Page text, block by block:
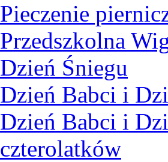
Pieczenie
Przedszkolna
Dzień Śniegu
Dzień Babci i
Dzień Babci i
czterolatków